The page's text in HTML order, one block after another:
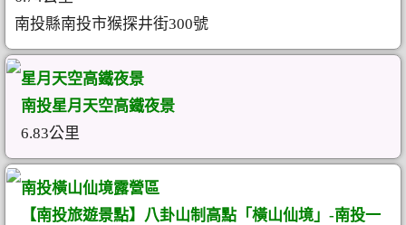
南投縣南投市猴探井街300號
星月天空高鐵夜景
南投星月天空高鐵夜景
6.83公里
南投橫山仙境露營區
【南投旅遊景點】八卦山制高點「橫山仙境」-南投一